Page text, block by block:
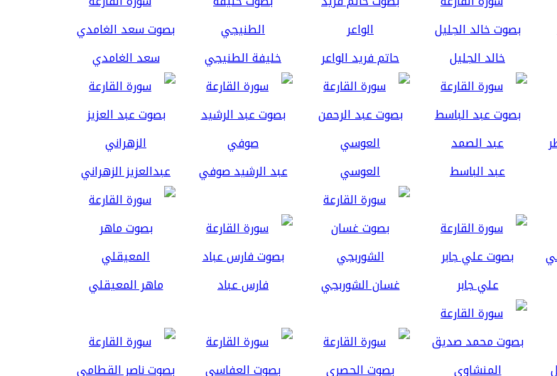
خالد الجليل حاتم فريد الواعر خليفة الطنيجي سعد الغامدي
عبد الباسط العوسي عبد الرشيد صوفي عبدالعزيز الزهراني
علي جابر غسان الشوربجي فارس عباد ماهر المعيقلي